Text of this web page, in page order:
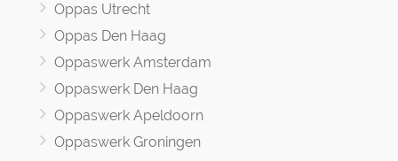
Oppas Utrecht
Oppas Den Haag
Oppaswerk Amsterdam
Oppaswerk Den Haag
Oppaswerk Apeldoorn
Oppaswerk Groningen